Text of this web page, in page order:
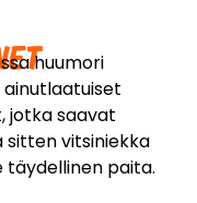
huumori
jotka saavat
sitten vitsiniekka
täydellinen paita.